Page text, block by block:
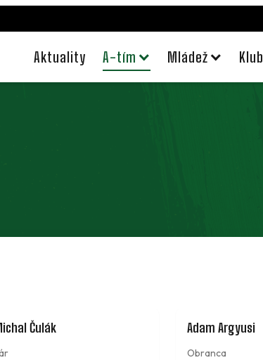
Aktuality A-tím Mládež Klub
Čulák Adam Argyusi
Obranca